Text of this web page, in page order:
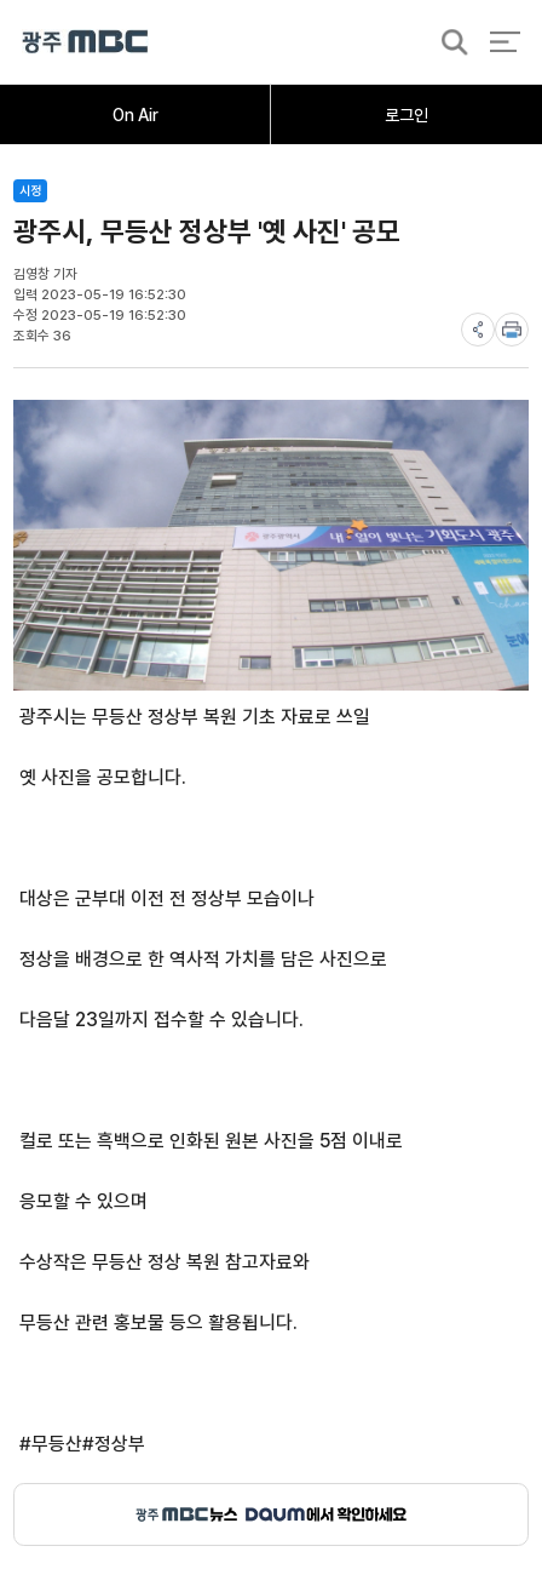
On Air 로그인
검
오늘의뉴스뉴스데스크 취재가시작되자
시정
광주시, 무등산 정상부 '옛 사진' 공모
김영창 기자
입력 2023-05-19 16:52:30
수정 2023-05-19 16:52:30
조회수 36
광주시는 무등산 정상부 복원 기초 자료로 쓰일
옛 사진을 공모합니다.
대상은 군부대 이전 전 정상부 모습이나
정상을 배경으로 한 역사적 가치를 담은 사진으로
다음달 23일까지 접수할 수 있습니다.
컬로 또는 흑백으로 인화된 원본 사진을 5점 이내로
응모할 수 있으며
수상작은 무등산 정상 복원 참고자료와
무등산 관련 홍보물 등으 활용됩니다.
#무등산#정상부